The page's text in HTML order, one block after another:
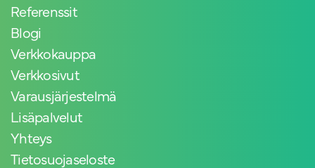
Referenssit
Blogi
Verkkokauppa
Verkkosivut
Varausjärjestelmä
Lisäpalvelut
Yhteys
Tietosuojaseloste